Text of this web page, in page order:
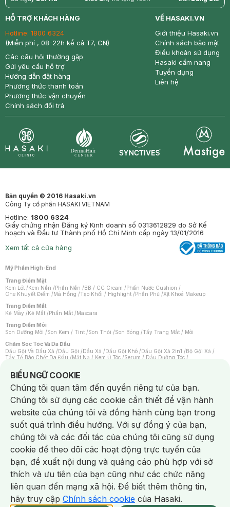
Giao Nhanh Miễn Phí 2H.
return nowfree price
HỖ TRỢ KHÁCH HÀNG
Hotline: 1800 6324
(Miễn phí , 08-22h kể cả T7, CN)
Các câu hỏi thường gặp
Gửi yêu cầu hỗ trợ
Hướng dẫn đặt hàng
Phương thức thanh toán
Phương thức vận chuyển
Chính sách đổi trả
VỀ HASAKI.VN
Giới thiệu Hasaki.vn
Chính sách bảo mật
Điều khoản sử dụng
Hasaki cẩm nang
Tuyển dụng
Liên hệ
Bản quyền © 2016 Hasaki.vn
Công Ty cổ phần HASAKI VIETNAM
Hotline: 1800 6324
Giấy chứng nhận Đăng ký Kinh doanh số 0313612829 do Sở Kế
hoạch và Đầu tư Thành phố Hồ Chí Minh cấp ngày 13/01/2016
Xem tất cả cửa hàng
Mỹ Phẩm High-End
Trang Điểm Mặt
Kem Lót /Kem Nền /Phấn Nền /BB / CC Cream /Phấn Nước Cushion /
Che Khuyết Điểm /Má Hồng /Tạo Khối / Highlight /Phấn Phủ /Xịt Khoá Makeup
Trang Điểm Mắt
Kẻ Mày /Kẻ Mắt /Phấn Mắt /Mascara
Trang Điểm Môi
Son Dưỡng Môi /Son Kem / Tint /Son Thỏi /Son Bóng /Tẩy Trang Mắt / Môi
Chăm Sóc Tóc Và Da Đầu
Dầu Gội Và Dầu Xả /Dầu Gội /Dầu Xả /Dầu Gội Khô /Dầu Gội Xả 2in1 /Bộ Gội Xả /
Tẩy Tế Bào Chết Da Đầu /Mặt Nạ / Kem Ủ Tóc /Serum / Dầu Dưỡng Tóc /
Máy Sấy Tóc
Lược
Kem Tẩy Lông/Dụng Cụ Tẩy Lông
Nước Hoa
Nước Hoa Nam Nước Hoa Cao Cấp Xịt Thơm Toàn Thân
Nước Hoa Vùng Kín
Chăm Sóc Cá Nhân
Chống Muỗi
Khẩu Trang Máy Massage Mặt Nạ Xông Hơi/Nước Rửa Tay
Sản Phẩm Chăm Sóc Khác/ Bàn Chải Đánh Răng /Bàn Chải Điện/
Hỗ Trợ Trắng Răng / Kem Đánh Răng Máy Tăm Nước Nước Súc Miệng
Tăm / Chỉ Nha Khoa /Xịt Thơm Miệng / Dung Dịch Vệ Sinh/Dưỡng Vùng Kín/
Khăn Ướt Vệ Sinh Vùng Kín
/Băng Vệ Sinh Tampon Bọt Cạo Râu Dao Cạo Râu/
Máy Cạo Râu
Vấn Đề Về Da
Da Dầu / Lỗ Chân Lông To
Da Khô / Mất Nước /Da Lão Hóa / Da Mụn/
Da Nhạy Cảm / Kích Ứng/Da Xỉn Màu/Thâm / Nám / Tàn Nhang/
Quầng Thâm & Bọng Mắt/ Sẹo
Viêm Da Cơ Địa
BIỂU NGỮ COOKIE
Notice about cookies usage
Chúng tôi quan tâm đến quyền riêng tư của bạn.
Chúng tôi sử dụng các cookie cần thiết để vận hành
website của chúng tôi và đồng hành cùng bạn trong
suốt quá trình điều hướng. Với sự đồng ý của bạn,
chúng tôi và các đối tác của chúng tôi cũng sử dụng
cookie để theo dõi các hoạt động trực tuyến của
bạn, đề xuất nội dung và quảng cáo phù hợp với sở
thích và ưu tiên của bạn cũng như các chức năng
liên quan đến mạng xã hội. Để biết thêm thông tin,
hãy truy cập Chính sách cookie của Hasaki.